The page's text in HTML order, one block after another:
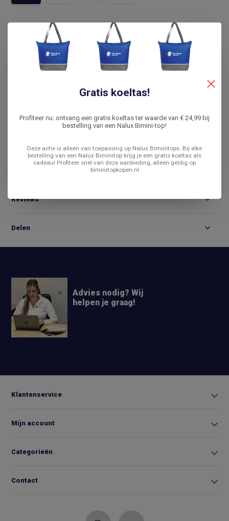
Compleet assortiment
Snelle levering
De laagste prijs
Reviews
Delen
Advies nodig? Wij
helpen je graag!
Klantenservice
Mijn account
Categorieën
Contact
Gratis koeltas!
Profiteer nu: ontvang een gratis koeltas ter waarde van € 24,99 bij
bestelling van een Nalux Bimini-top!
Deze actie is alleen van toepassing op Nalux Biminitops. Bij elke
bestelling van een Nalux Biminitop krijg je een gratis koeltas als
cadeau! Profiteer snel van deze aanbieding, alleen geldig op
biminitopkopen.nl